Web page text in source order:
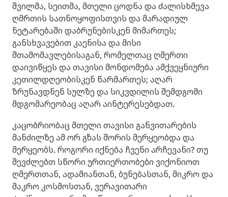
შვილმა, სეითმა, მთელი ცოდნა და ძალისხმევა
ღმრთის სათნოყოფისთვის და მარადიულ
ნეტარებაში დაბრუნებისკენ მიმართეს;
განსხვავებით კაენისა და მისი
შთამომავლებისაგან, რომელთაც ღმერთი
დაივიწყეს და თავისი მონდომება ამქვეყნიური
კეთილდღეობისკენ წარმართეს; აღარ
ზრუნავდნენ სულზე და სიკვდილის შემდგომი
მდგომარეობაც აღარ აინტერესებდათ.
კაცობრიობაც მთელი თავისი განვითარების
მანძილზე ამ ორ გზას შორის მერყეობდა და
მერყეობს. როგორი იქნება ჩვენი არჩევანი? თუ
შევძლებთ სწორი ურთიერთობები ვიქონიოთ
ღმერთთან, ადამიანთან, ბუნებასთან, მიკრო და
მაკრო კოსმოსთან, ვერავითარი